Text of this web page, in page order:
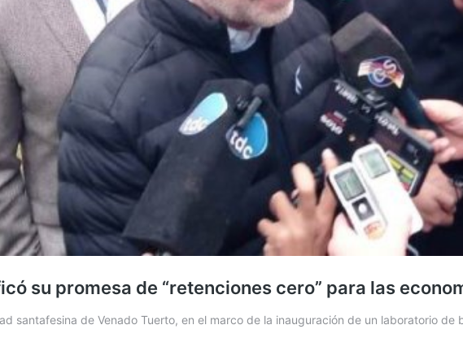
su promesa de “retenciones cero” para las
santafesina de Venado Tuerto, en el marco de la inauguración de un laboratorio